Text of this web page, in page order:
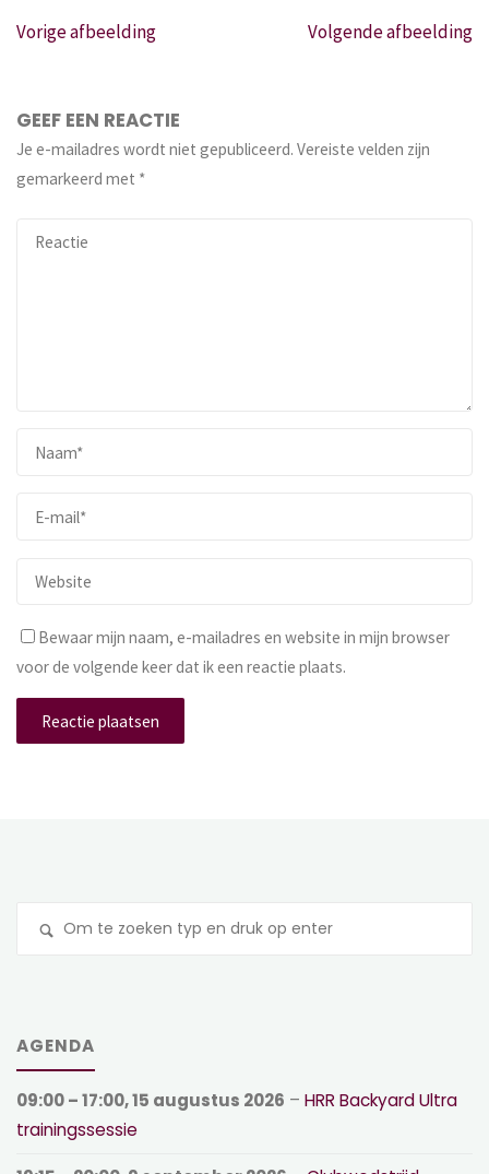
Vorige afbeelding Volgende afbeelding
GEEF EEN REACTIE
Je e-mailadres wordt niet gepubliceerd. Vereiste velden zijn
gemarkeerd met *
Bewaar mijn naam, e-mailadres en website in mijn browser
voor de volgende keer dat ik een reactie plaats.
AGENDA
09:00– 17:00,15 augustus 2026 –HRR Backyard Ultra
trainingssessie